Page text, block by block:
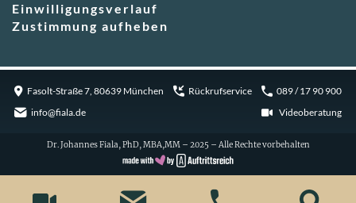
Einwilligungsverlauf
Zustimmung aufheben
Fasolt-Straße 7, 80639 München Rückrufservice
089 / 17 90 900
info@fiala.de
Videoberatung
Dr. Johannes Fiala, PhD, MBA,MM – 2025 – Alle Rechte vorbehalten